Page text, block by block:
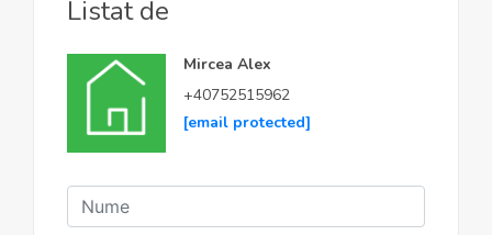
Listat de
Mircea Alex
+40752515962
[email protected]